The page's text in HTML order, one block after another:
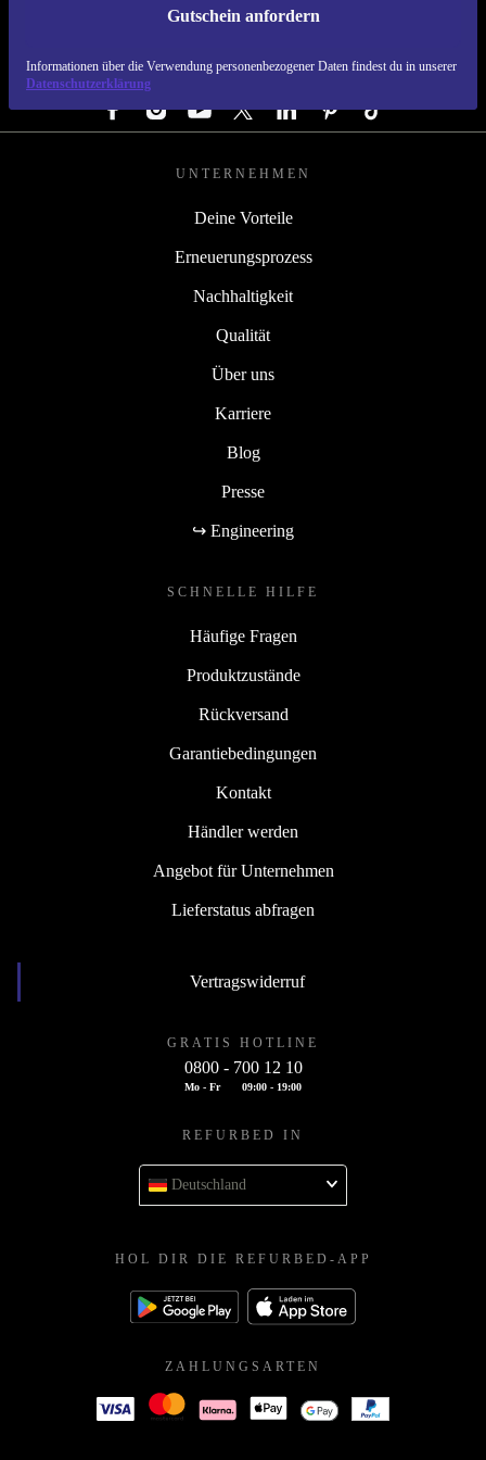
Gutschein anfordern
Informationen über die Verwendung personenbezogener Daten findest du in unserer
Datenschutzerklärung
REFURBED DEUTSCHLAND - RETHINK NEW.
FOLGE UNS
UNTERNEHMEN
Deine Vorteile
Erneuerungsprozess
Nachhaltigkeit
Qualität
Über uns
Karriere
Blog
Presse
↪ Engineering
SCHNELLE HILFE
Häufige Fragen
Produktzustände
Rückversand
Garantiebedingungen
Kontakt
Händler werden
Angebot für Unternehmen
Lieferstatus abfragen
Vertragswiderruf
GRATIS HOTLINE
0800 - 700 12 10
Mo - Fr 09:00 - 19:00
REFURBED IN
Deutschland
HOL DIR DIE REFURBED-APP
ZAHLUNGSARTEN